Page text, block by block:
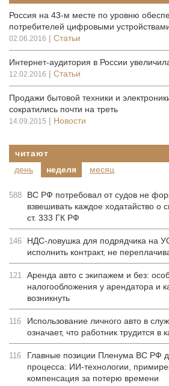
Россия на 43-м месте по уровню
потребителей цифровыми
02.06.2016 | Статьи
Интернет-аудитория в России
12.02.2016 | Статьи
Продажи бытовой техники и
сократились почти на треть
14.09.2015 | Новости
читают
день
неделя месяц
588
ВС РФ потребовал от судов не
взвешивать каждое ходатайство о
ст. 333 ГК РФ
146
НДС-ловушка для подрядчика на
исполнить контракт, не
121 Аренда авто с экипажем и без:
налогообложения у арендатора и
возникнуть
116
Использование личного авто в
означает, что работник трудится в
116
Главные позиции Пленума ВС РФ
процесса: ИИ-технологии,
компенсация за потерю времени